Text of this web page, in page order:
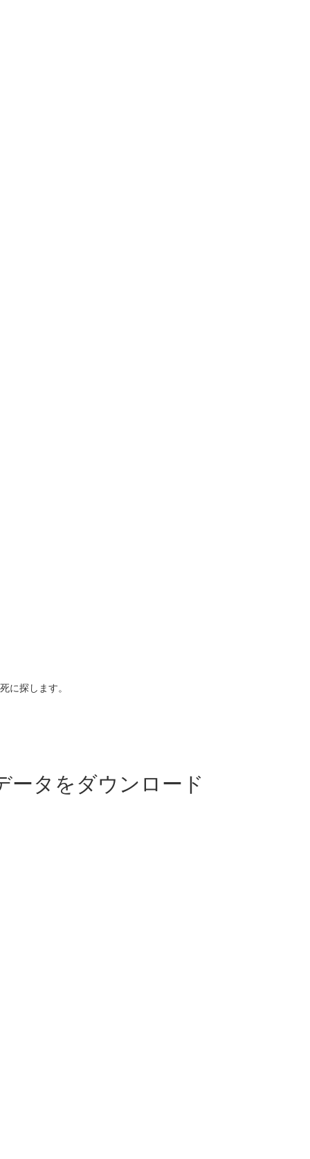
探します。
タをダウンロード